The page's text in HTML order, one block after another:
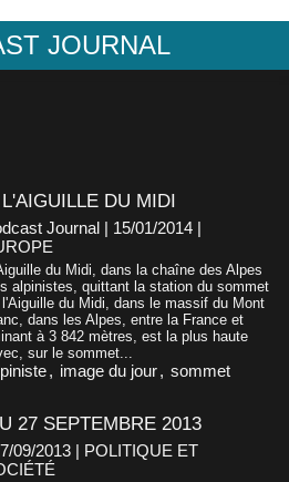
JOURNAL
DU MIDI
Journal | 15/01/2014 |
du Midi, dans la chaîne des Alpes
alpinistes, quittant la station du sommet
du Midi, dans le massif du Mont
dans les Alpes, entre la France et
à 3 842 mètres, est la plus haute
sur le sommet...
, image du jour, sommet
27 SEPTEMBRE 2013
09/2013 | POLITIQUE ET